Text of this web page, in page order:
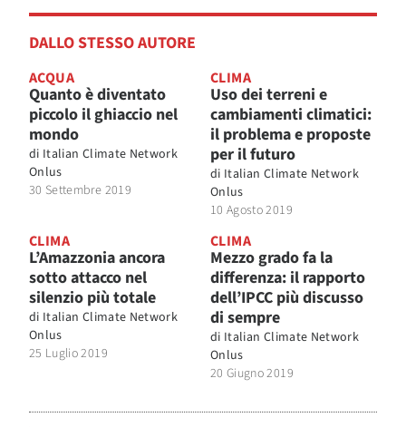
DALLO STESSO AUTORE
ACQUA
Quanto è diventato
piccolo il ghiaccio nel
mondo
di Italian Climate Network
Onlus
30 Settembre 2019
CLIMA
Uso dei terreni e
cambiamenti climatici:
il problema e proposte
per il futuro
di Italian Climate Network
Onlus
10 Agosto 2019
CLIMA
L’Amazzonia ancora
sotto attacco nel
silenzio più totale
di Italian Climate Network
Onlus
25 Luglio 2019
CLIMA
Mezzo grado fa la
differenza: il rapporto
dell’IPCC più discusso
di sempre
di Italian Climate Network
Onlus
20 Giugno 2019